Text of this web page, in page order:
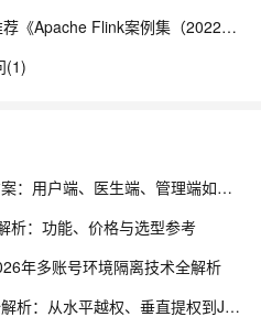
【藏经阁一起读（27）】本周推荐《Apache Flink案例集（2022版）》，你有哪些心得？
(1)
互联网医院系统源码开发技术方案：用户端、医生端、管理端如何实现三端协同？
析：功能、价格与选型参考
年多账号环境隔离技术全解析
医院电子病历越权与下载攻防全解析：从水平越权、垂直提权到JWT防线与目录穿越